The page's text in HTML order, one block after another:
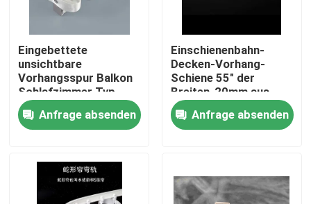
Haus
Eingebettete
unsichtbare
Vorhangsspur Balkon
Schlafzimmer Typ
exponiert Typ
Schlange Vorhang
Anfrage absenden
Einschienenbahn-
Decken-Vorhang-
Schiene 55" der
Breiten-20mm aus
Aluminiumlegierung
Anfrage absenden